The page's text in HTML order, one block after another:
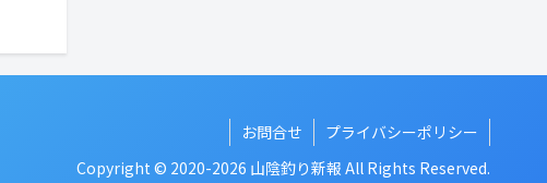
お問合せ
プライバシーポリシー
Copyright © 2020-2026 山陰釣り新報 All Rights Reserved.